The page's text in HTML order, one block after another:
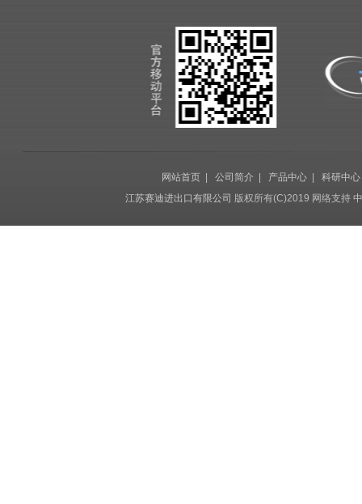
网站首页| 公司简介 产品中心| 科研中心
江苏赛迪进出口有限公司 版权所有(C)2019 网络支持